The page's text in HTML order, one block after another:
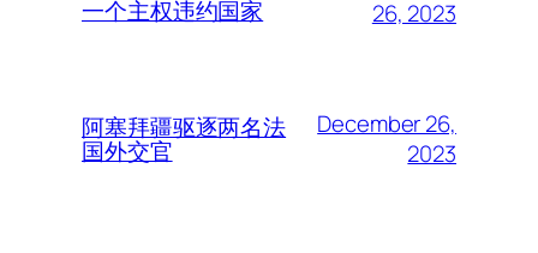
一个主权违约国家
26, 2023
阿塞拜疆驱逐两名法
国外交官
December 26,
2023